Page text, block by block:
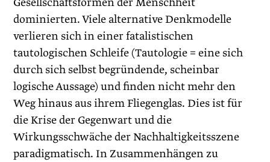
dominierten. Viele alternative Denkmodelle
verlieren sich in einer fatalistischen
tautologischen Schleife (Tautologie = eine sich
durch sich selbst begründende, scheinbar
logische Aussage) und finden nicht mehr den
Weg hinaus aus ihrem Fliegenglas. Dies ist für
die Krise der Gegenwart und die
Wirkungsschwäche der Nachhaltigkeitsszene
paradigmatisch. In Zusammenhängen zu